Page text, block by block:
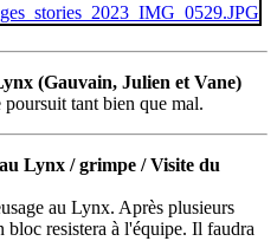
(Gauvain, Julien et Vane)
tant bien que mal.
Lynx / grimpe / Visite du
au Lynx. Après plusieurs
bloc resistera à l'équipe. Il faudra